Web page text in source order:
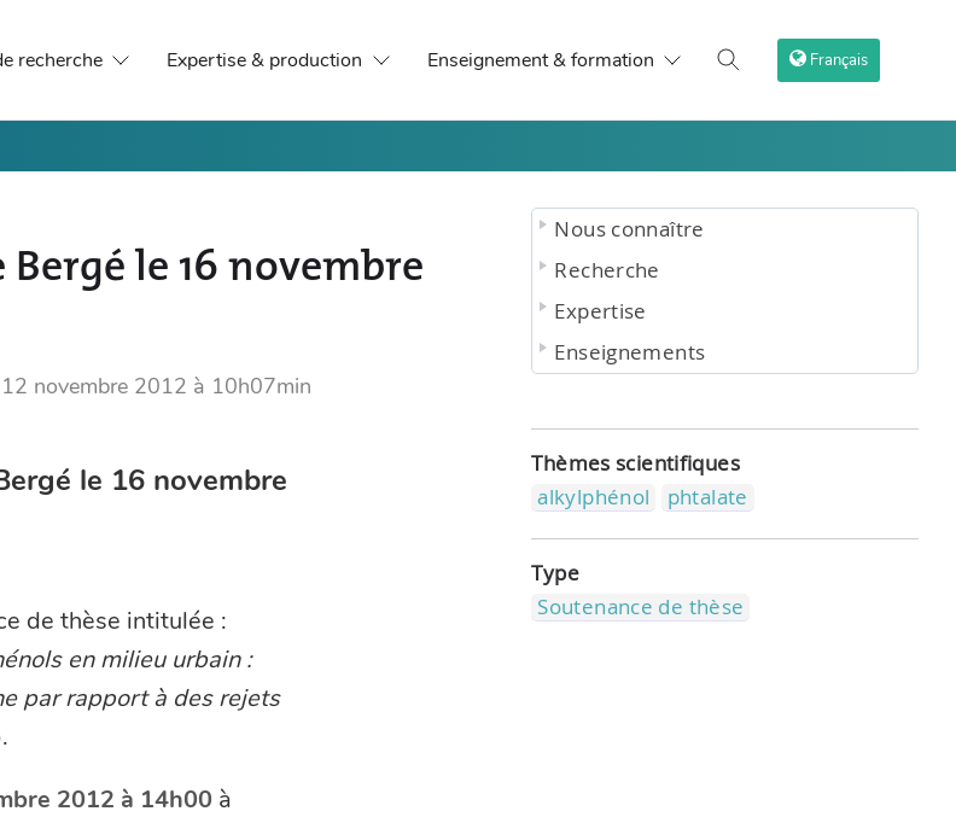
recherche Expertise & production Enseignement & formation Français
le 16 novembre
12 novembre 2012 à 10h07min
le 16 novembre
de thèse intitulée :
en milieu urbain :
par rapport à des rejets
2012 à 14h00 à
Nous connaître
Recherche
Expertise
Enseignements
Thèmes scientifiques
alkylphénol
phtalate
Type
Soutenance de thèse